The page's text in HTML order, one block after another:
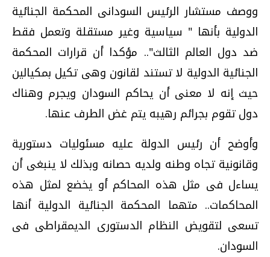
ووصف مستشار الرئيس السودانى المحكمة الجنائية
الدولية بأنها " سياسية وغير مستقلة وتعمل فقط
ضد دول العالم الثالث".. مؤكدا أن قرارات المحكمة
الجنائية الدولية لا تستند لقانون وهى تكيل بمكيالين
حيث إنه لا معنى أن يحاكم السودان ويجرم وهناك
دول تقوم بجرائم رهيبه يتم غض الطرف عنها.
وأوضح أن رئيس الدولة عليه مسئوليات دستورية
وقانونية تجاه وطنه ولديه حصانه وبذلك لا ينبغى أن
يساءل فى مثل هذه المحاكم أو يخضع لمثل هذه
المحاكمات.. متهما المحكمة الجنائية الدولية أنها
تسعى لتقويض النظام الدستورى الديمقراطى فى
السودان.